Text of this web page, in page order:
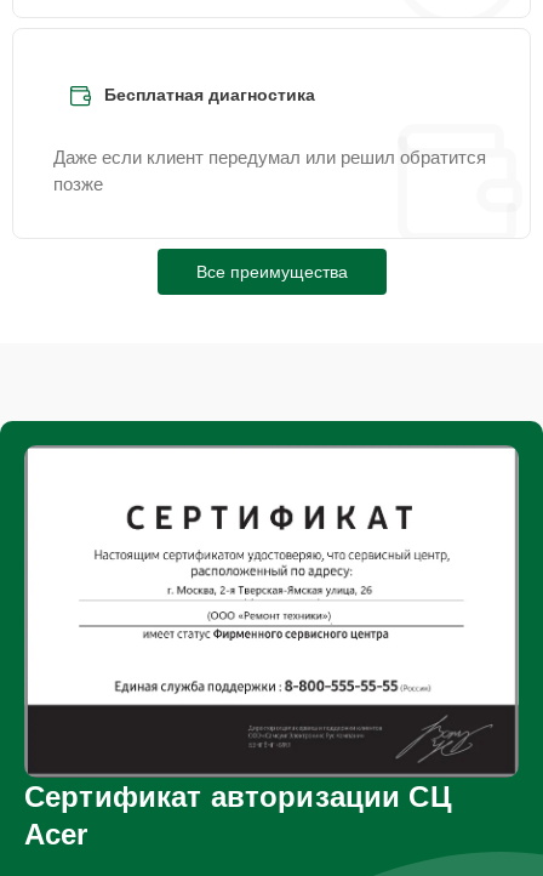
Бесплатная диагностика
Даже если клиент передумал или решил обратится
позже
Все преимущества
Сертификат авторизации СЦ
Acer